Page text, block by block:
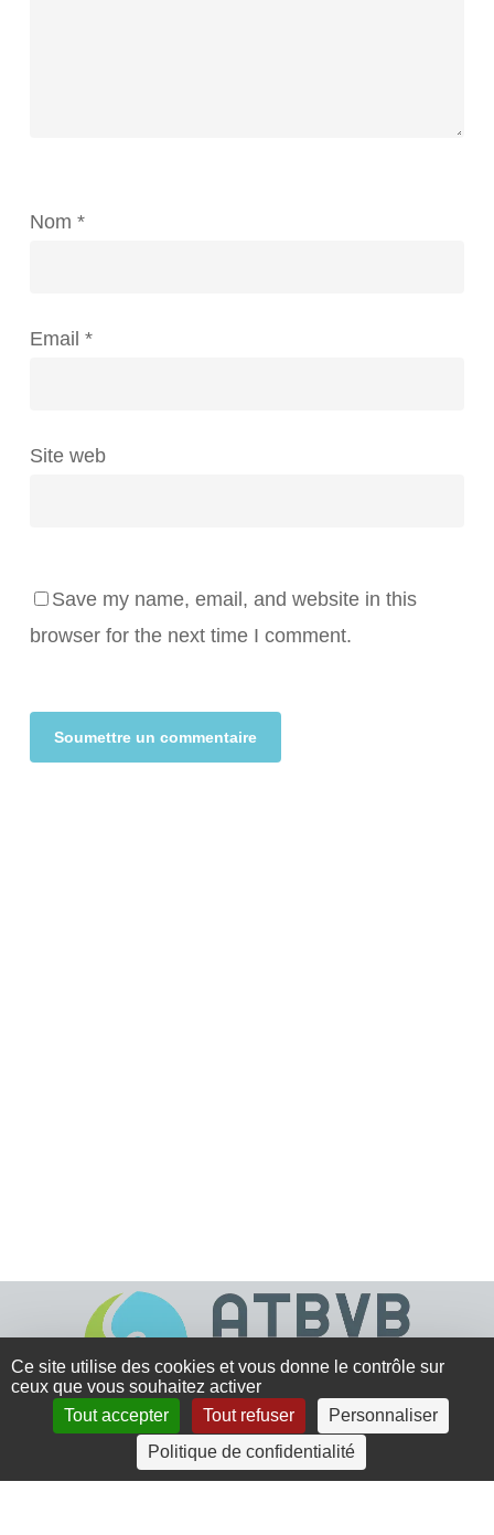
Nom *
Email *
Site web
Save my name, email, and website in this
browser for the next time I comment.
4 rue Crec’h-Ugen
22810 Belle Isle en Terre
Ce site utilise des cookies et vous donne le contrôle sur
ceux que vous souhaitez activer
Tout accepter
Tout refuser
Personnaliser
Politique de confidentialité